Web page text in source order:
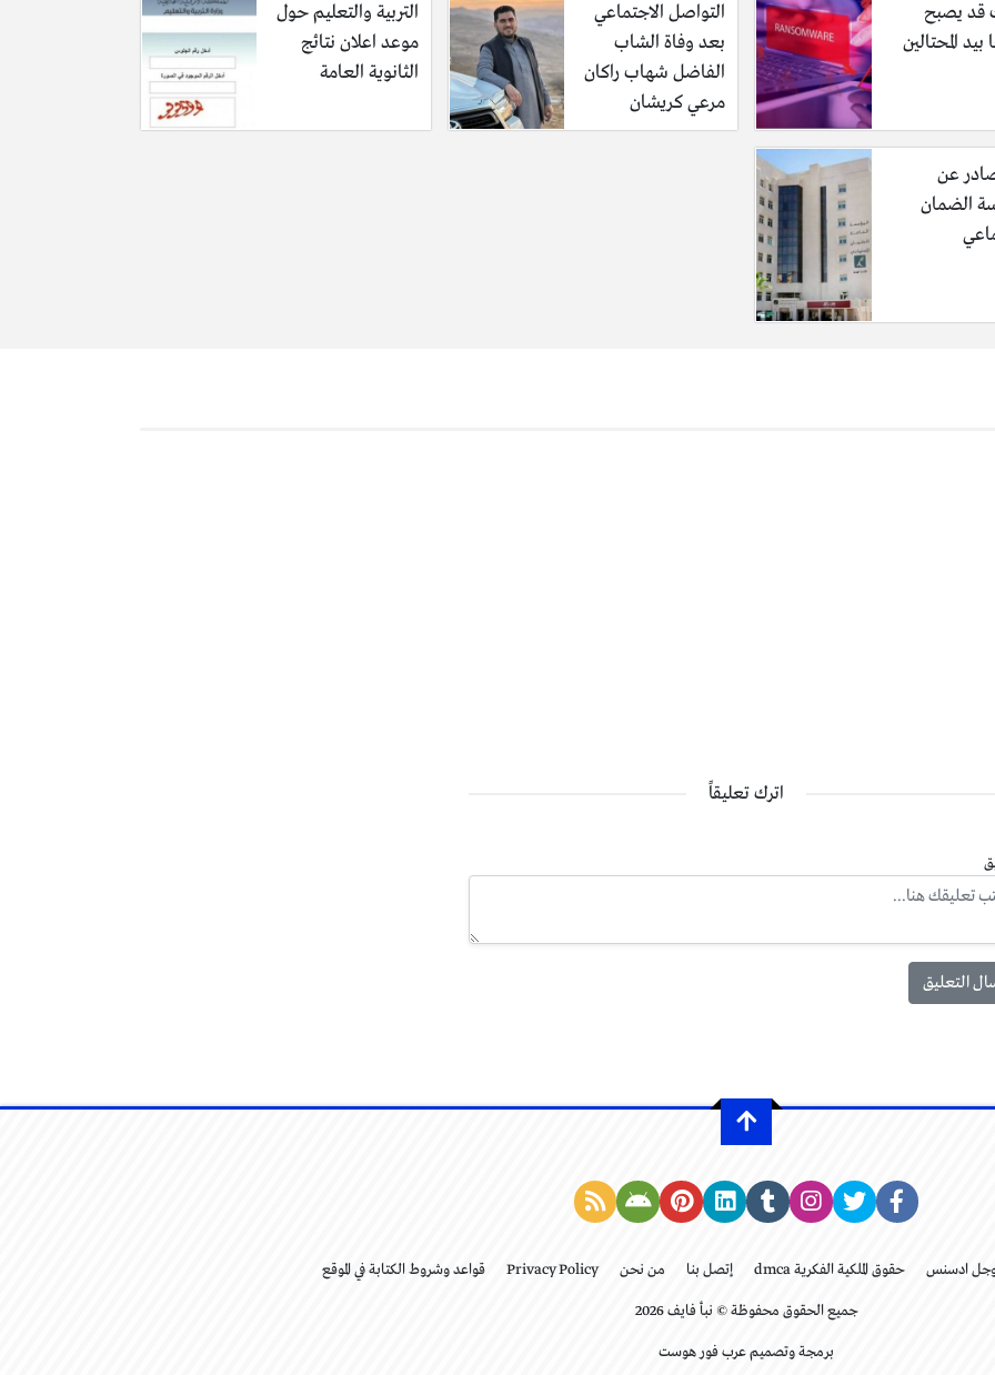
قد يصبح
المحتالين
التواصل الاجتماعي
بعد وفاة الشاب
الفاضل شهاب راكان
مرعي كريشان
التربية والتعليم حول
موعد اعلان نتائج
الثانوية العامة
عن
الضمان
اترك تعليقاً
ادسنس حقوق الملكية الفكرية dmca إتصل بنا من نحن Privacy Policy قواعد وشروط الكتابة في الموقع
جميع الحقوق محفوظة © نبأ فايف 2026
برمجة وتصميم عرب فور هوست